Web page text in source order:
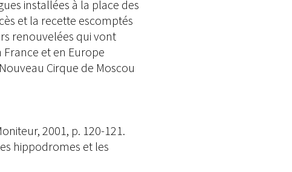
installées à la place des
et la recette escomptés
renouvelées qui vont
France et en Europe
Cirque de Moscou
2001, p. 120-121.
hippodromes et les